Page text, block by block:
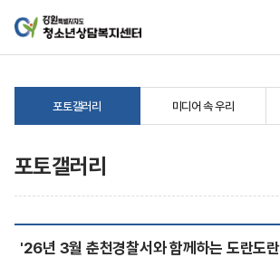
포토갤러리 미디어 속 우리
포토갤러리
'26년 3월 춘천경찰서와 함께하는 도란도란